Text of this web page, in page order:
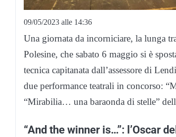
09/05/2023 alle 14:36
Una giornata da incorniciare, la lunga
Polesine, che sabato 6 maggio si è
tecnica capitanata dall’assessore di
due performance teatrali in concorso:
“Mirabilia… una baraonda di stelle”
“And the winner is…”: l’Oscar